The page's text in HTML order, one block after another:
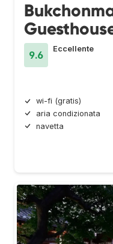
9.6
Eccellente
wi-fi (gratis)
aria condizionata
navetta